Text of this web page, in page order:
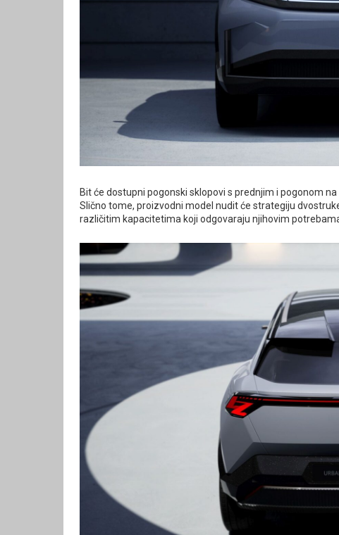
Bit će dostupni pogonski sklopovi s prednjim i pogonom
Slično tome, proizvodni model nudit će strategiju
različitim kapacitetima koji odgovaraju njihovim